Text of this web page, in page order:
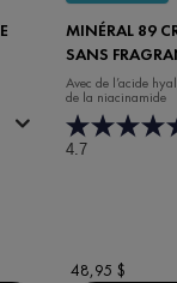
E
MINÉRAL 89
SANS
BOOST
72H
Avec de l’acide
de la niacinamide
4.7
48,95 $